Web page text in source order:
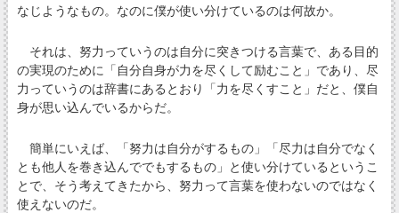
なじようなもの。なのに僕が使い分けているのは何故か。
それは、努力っていうのは自分に突きつける言葉で、ある目的
の実現のために「自分自身が力を尽くして励むこと」であり、尽
力っていうのは辞書にあるとおり「力を尽くすこと」だと、僕自
身が思い込んでいるからだ。
簡単にいえば、「努力は自分がするもの」「尽力は自分でなく
とも他人を巻き込んででもするもの」と使い分けているというこ
とで、そう考えてきたから、努力って言葉を使わないのではなく
使えないのだ。